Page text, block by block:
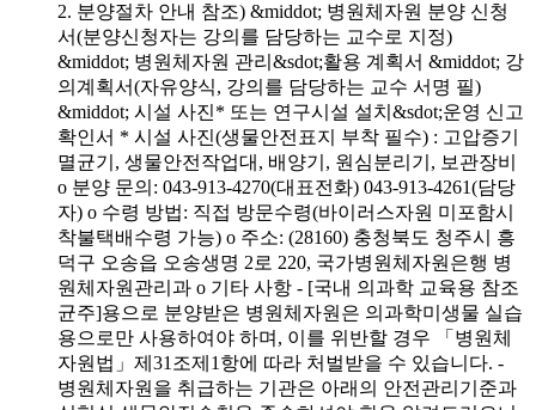
2. 분양절차 안내 참조) &middot; 병원체자원 분양 신청
서(분양신청자는 강의를 담당하는 교수로 지정)
&middot; 병원체자원 관리&sdot;활용 계획서 &middot; 강
의계획서(자유양식, 강의를 담당하는 교수 서명 필)
&middot; 시설 사진* 또는 연구시설 설치&sdot;운영 신고
확인서 * 시설 사진(생물안전표지 부착 필수) : 고압증기
멸균기, 생물안전작업대, 배양기, 원심분리기, 보관장비
o 분양 문의: 043-913-4270(대표전화) 043-913-4261(담당
자) o 수령 방법: 직접 방문수령(바이러스자원 미포함시
착불택배수령 가능) o 주소: (28160) 충청북도 청주시 흥
덕구 오송읍 오송생명 2로 220, 국가병원체자원은행 병
원체자원관리과 o 기타 사항 - [국내 의과학 교육용 참조
균주]용으로 분양받은 병원체자원은 의과학미생물 실습
용으로만 사용하여야 하며, 이를 위반할 경우 「병원체
자원법」제31조제1항에 따라 처벌받을 수 있습니다. -
병원체자원을 취급하는 기관은 아래의 안전관리기준과